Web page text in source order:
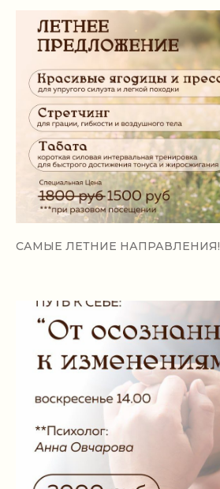
САМЫЕ ЛЕТНИЕ НАПРАВЛЕНИЯ!